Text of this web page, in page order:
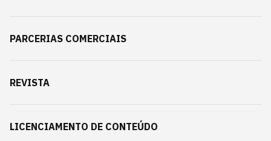
PARCERIAS COMERCIAIS
REVISTA
LICENCIAMENTO DE CONTEÚDO